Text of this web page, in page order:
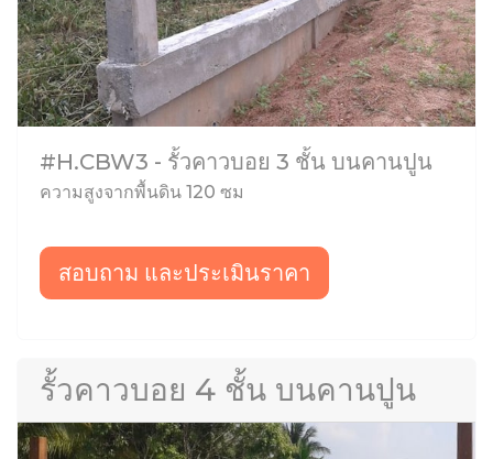
#H.CBW3 - รั้วคาวบอย 3 ชั้น บนคานปูน
ความสูงจากพื้นดิน 120 ซม
สอบถาม และประเมินราคา
รั้วคาวบอย 4 ชั้น บนคานปูน